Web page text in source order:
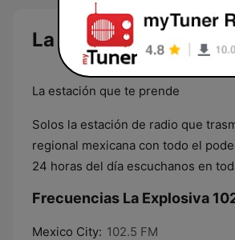
La Explosiva 102.5
La estación que te prende
Solos la estación de radio que
regional mexicana con todo el
24 horas del día escuchanos en
Frecuencias La Explosiva
Mexico City: 102.5 FM